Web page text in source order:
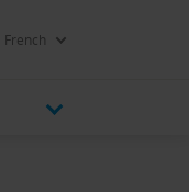
French